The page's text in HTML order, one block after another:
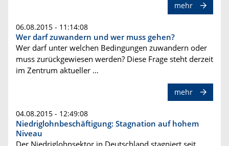
mehr
06.08.2015 - 11:14:08
Wer darf zuwandern und wer muss gehen?
Wer darf unter welchen Bedingungen zuwandern oder
muss zurückgewiesen werden? Diese Frage steht derzeit
im Zentrum aktueller …
mehr
04.08.2015 - 12:49:08
Niedriglohnbeschäftigung: Stagnation auf hohem
Niveau